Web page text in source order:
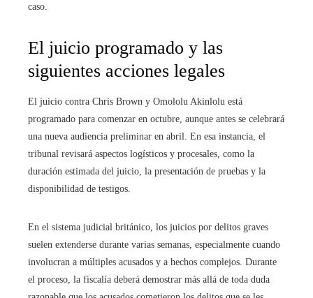
caso.
El juicio programado y las
siguientes acciones legales
El juicio contra Chris Brown y Omololu Akinlolu está
programado para comenzar en octubre, aunque antes se celebrará
una nueva audiencia preliminar en abril. En esa instancia, el
tribunal revisará aspectos logísticos y procesales, como la
duración estimada del juicio, la presentación de pruebas y la
disponibilidad de testigos.
En el sistema judicial británico, los juicios por delitos graves
suelen extenderse durante varias semanas, especialmente cuando
involucran a múltiples acusados y a hechos complejos. Durante
el proceso, la fiscalía deberá demostrar más allá de toda duda